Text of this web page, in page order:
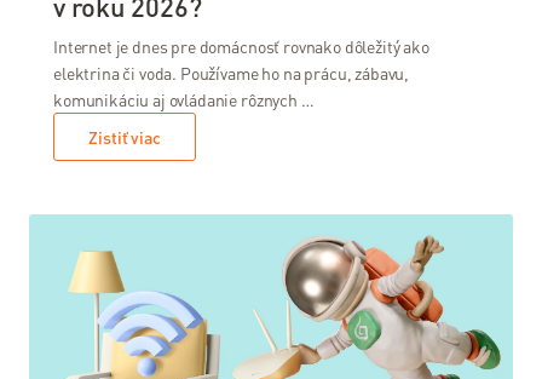
Internet je dnes pre domácnosť rovnako dôležitý ako
elektrina či voda. Používame ho na prácu, zábavu,
komunikáciu aj ovládanie rôznych …
Zistiť viac